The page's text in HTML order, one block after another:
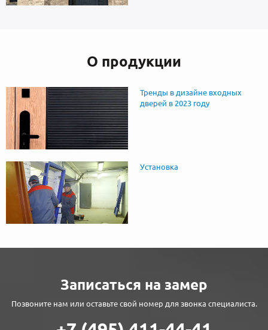
О продукции
Тренды в дизайне входных
дверей в 2023 году
Установка
Записаться на замер
Позвоните нам или оставьте свой номер для звонка специалиста.